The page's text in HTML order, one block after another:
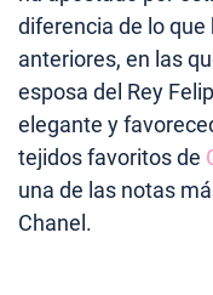
diferencia de lo
anteriores, en las
esposa del Rey
elegante y
tejidos favoritos de
una de las notas
Chanel.